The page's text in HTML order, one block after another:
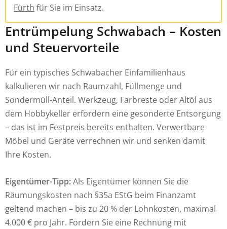
Fürth für Sie im Einsatz.
Entrümpelung Schwabach – Kosten
und Steuervorteile
Für ein typisches Schwabacher Einfamilienhaus
kalkulieren wir nach Raumzahl, Füllmenge und
Sondermüll-Anteil. Werkzeug, Farbreste oder Altöl aus
dem Hobbykeller erfordern eine gesonderte Entsorgung
– das ist im Festpreis bereits enthalten. Verwertbare
Möbel und Geräte verrechnen wir und senken damit
Ihre Kosten.
Eigentümer-Tipp:Als Eigentümer können Sie die
Räumungskosten nach §35a EStG beim Finanzamt
geltend machen – bis zu 20 % der Lohnkosten, maximal
4.000 € pro Jahr. Fordern Sie eine Rechnung mit